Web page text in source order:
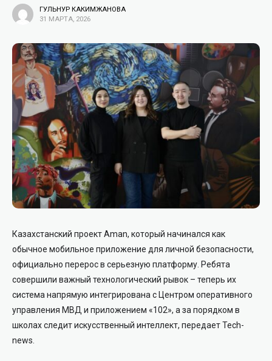
ГУЛЬНУР КАКИМЖАНОВА
31 МАРТА, 2026
Казахстанский проект Aman, который начинался как
обычное мобильное приложение для личной безопасности,
официально перерос в серьезную платформу. Ребята
совершили важный технологический рывок – теперь их
система напрямую интегрирована с Центром оперативного
управления МВД и приложением «102», а за порядком в
школах следит искусственный интеллект, передает Tech-
news.